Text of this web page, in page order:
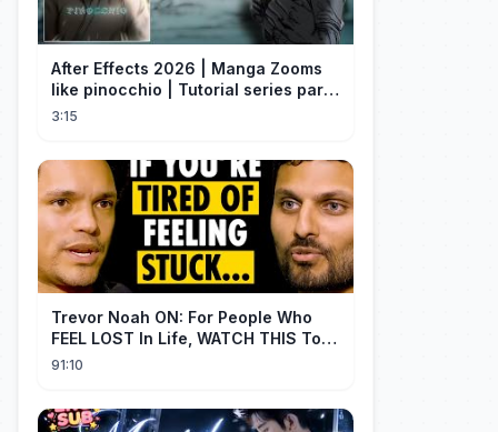
After Effects 2026 | Manga Zooms
like pinocchio | Tutorial series part
4
3:15
Trevor Noah ON: For People Who
FEEL LOST In Life, WATCH THIS To
91:10